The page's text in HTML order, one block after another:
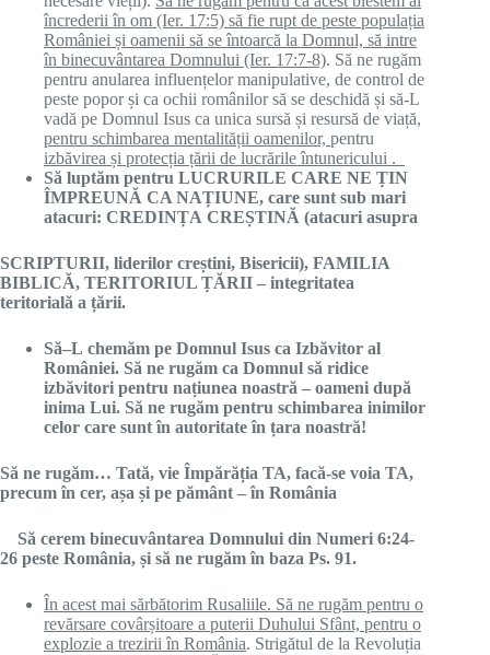
încrederii în om (Ier. 17:5) să fie rupt de peste populația
României și oamenii să se întoarcă la Domnul, să intre
în binecuvântarea Domnului (Ier. 17:7-8). Să ne rugăm
pentru anularea influențelor manipulative, de control de
peste popor și ca ochii românilor să se deschidă și să-L
vadă pe Domnul Isus ca unica sursă și resursă de viață,
pentru schimbarea mentalității oamenilor, pentru
izbăvirea și protecția țării de lucrările întunericului .
Să luptăm pentru LUCRURILE CARE NE ȚIN
ÎMPREUNĂ CA NAȚIUNE, care sunt sub mari
atacuri: CREDINȚA CREȘTINĂ (atacuri asupra
SCRIPTURII, liderilor creștini, Bisericii), FAMILIA
BIBLICĂ, TERITORIUL ȚĂRII – integritatea
teritorială a țării.
Să–L chemăm pe Domnul Isus ca Izbăvitor al
României. Să ne rugăm ca Domnul să ridice
izbăvitori pentru națiunea noastră – oameni după
inima Lui. Să ne rugăm pentru schimbarea inimilor
celor care sunt în autoritate în țara noastră!
Să ne rugăm… Tată, vie Împărăția TA, facă-se voia TA,
precum în cer, așa și pe pământ – în România
Să cerem binecuvântarea Domnului din Numeri 6:24-
26 peste România, și să ne rugăm în baza Ps. 91.
În acest mai sărbătorim Rusaliile. Să ne rugăm pentru o
revărsare covârșitoare a puterii Duhului Sfânt, pentru o
explozie a trezirii în România. Strigătul de la Revoluția